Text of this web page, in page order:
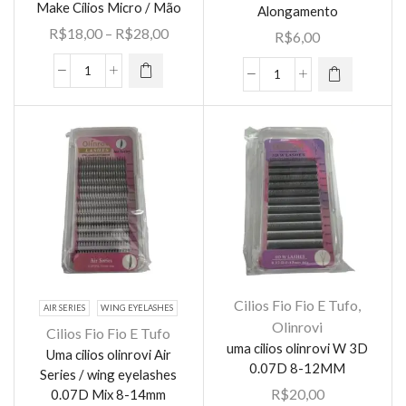
Make Cílios Micro / Mão
R$18,00 – R$28,00Faixa
Treino
Olhos
De
Silicone
Make
Cílios
Micro
/
Mão
quantidade
tem várias
variantes.
As opções
podem ser
escolhidas
na página
do
produto
Alongamento
R$6,00
UMA
Cílio
Navina
Fio
À
Fio
Alongamento
quantidade
tem várias
variantes.
As opções
podem ser
escolhidas
na página
do
produto
AIR SERIES WING EYELASHES
Cilios Fio Fio E Tufo
Uma cilios olinrovi Air
Series / wing eyelashes
0.07D Mix 8-14mm
Este
produto
tem várias
Cilios Fio Fio E Tufo,
Olinrovi
uma cilios olinrovi W 3D
0.07D 8-12MM
R$20,00